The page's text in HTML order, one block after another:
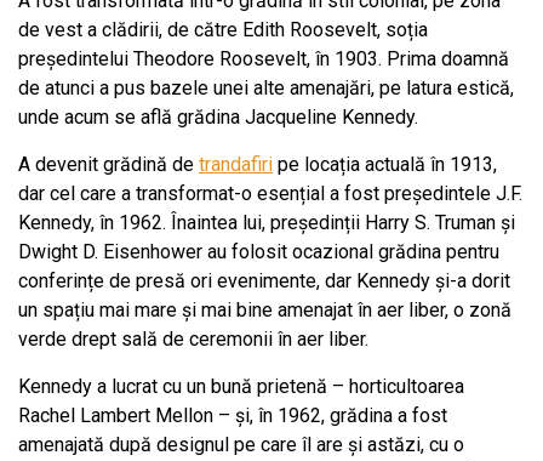
de vest a clădirii, de către Edith Roosevelt, soția
președintelui Theodore Roosevelt, în 1903. Prima doamnă
de atunci a pus bazele unei alte amenajări, pe latura estică,
unde acum se află grădina Jacqueline Kennedy.
A devenit grădină de trandafiri pe locația actuală în 1913,
dar cel care a transformat-o esențial a fost președintele J.F.
Kennedy, în 1962. Înaintea lui, președinții Harry S. Truman și
Dwight D. Eisenhower au folosit ocazional grădina pentru
conferințe de presă ori evenimente, dar Kennedy și-a dorit
un spațiu mai mare și mai bine amenajat în aer liber, o zonă
verde drept sală de ceremonii în aer liber.
Kennedy a lucrat cu un bună prietenă – horticultoarea
Rachel Lambert Mellon – și, în 1962, grădina a fost
amenajată după designul pe care îl are și astăzi, cu o